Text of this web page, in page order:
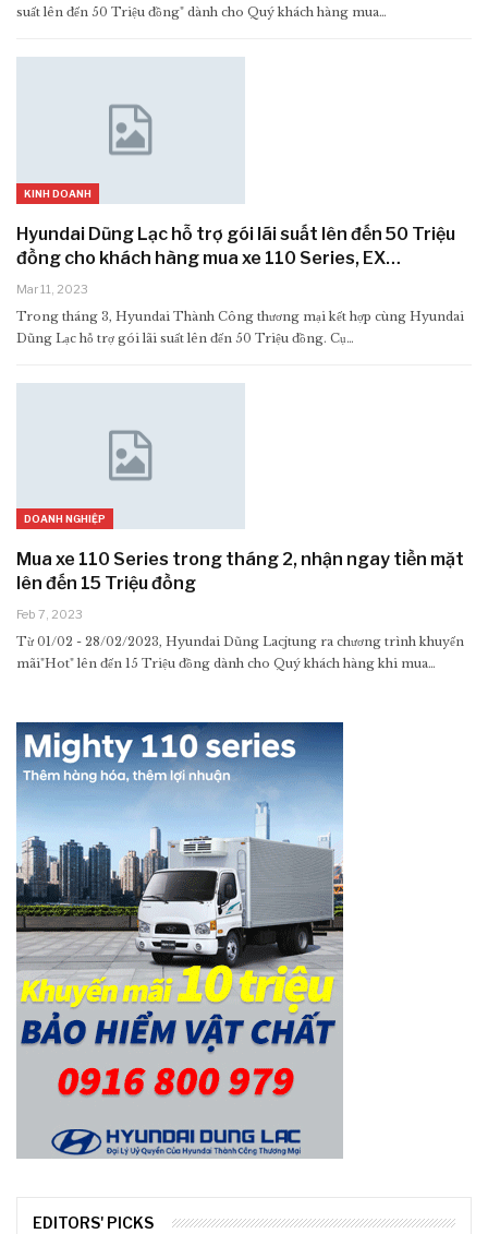
suất lên đến 50 Triệu đồng" dành cho Quý khách hàng mua…
KINH DOANH
Hyundai Dũng Lạc hỗ trợ gói lãi suất lên đến 50 Triệu
đồng cho khách hàng mua xe 110 Series, EX…
Mar 11, 2023
Trong tháng 3, Hyundai Thành Công thương mại kết hợp cùng Hyundai
Dũng Lạc hỗ trợ gói lãi suất lên đến 50 Triệu đồng. Cụ…
DOANH NGHIỆP
Mua xe 110 Series trong tháng 2, nhận ngay tiền mặt
lên đến 15 Triệu đồng
Feb 7, 2023
Từ 01/02 - 28/02/2023, Hyundai Dũng Lacjtung ra chương trình khuyến
mãi"Hot" lên đến 15 Triệu đồng dành cho Quý khách hàng khi mua…
EDITORS' PICKS